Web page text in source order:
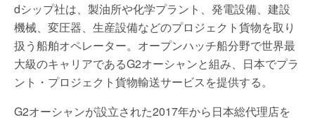
dシップ社は、製油所や化学プラント、発電設備、建設
機械、変圧器、生産設備などのプロジェクト貨物を取り
扱う船舶オペレーター。オープンハッチ船分野で世界最
大級のキャリアであるG2オーシャンと組み、日本でプラ
ント・プロジェクト貨物輸送サービスを提供する。
G2オーシャンが設立された2017年から日本総代理店を